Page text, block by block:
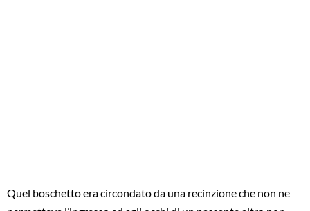
Quel boschetto era circondato da una recinzione che non ne